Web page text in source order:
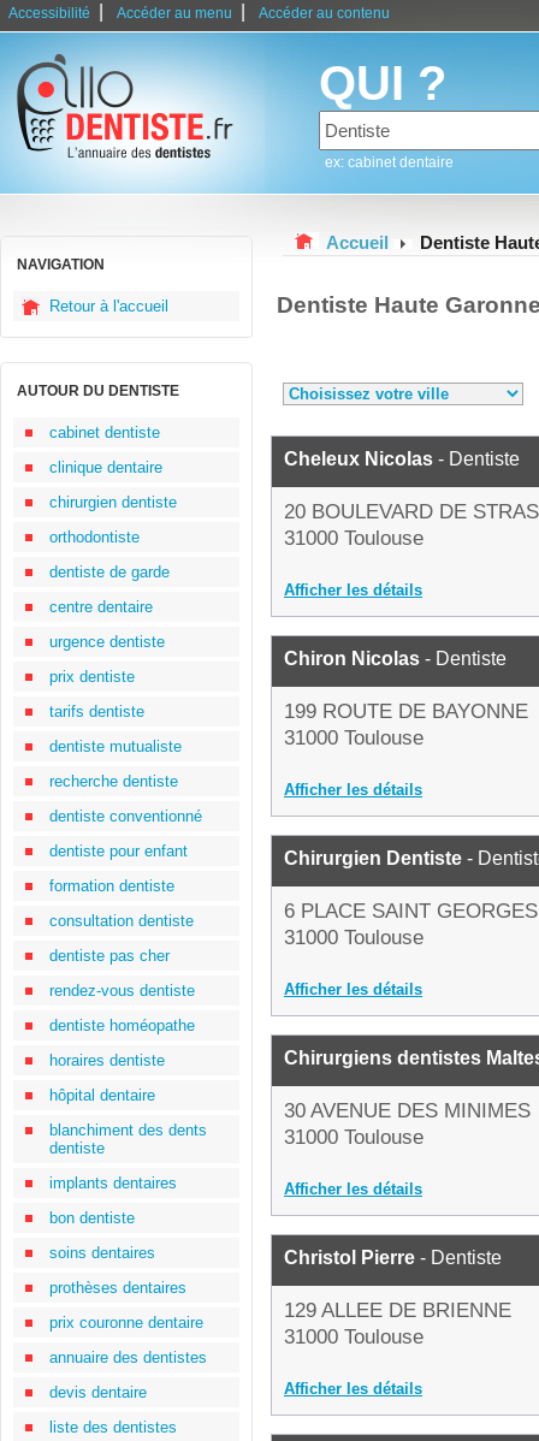
Accessibilité Accéder au menu Accéder au contenu
QUI ?
ex: cabinet dentaire
NAVIGATION
Retour à l'accueil
AUTOUR DU DENTISTE
cabinet dentiste
clinique dentaire
chirurgien dentiste
orthodontiste
dentiste de garde
centre dentaire
urgence dentiste
prix dentiste
tarifs dentiste
dentiste mutualiste
recherche dentiste
dentiste conventionné
dentiste pour enfant
formation dentiste
consultation dentiste
dentiste pas cher
rendez-vous dentiste
dentiste homéopathe
horaires dentiste
hôpital dentaire
blanchiment des dents
dentiste
implants dentaires
bon dentiste
soins dentaires
prothèses dentaires
prix couronne dentaire
annuaire des dentistes
devis dentaire
liste des dentistes
Accueil Dentiste
Dentiste Haute
Cheleux Nicolas - Dentiste
20 BOULEVARD DE
31000 Toulouse
Afficher les détails
Chiron Nicolas - Dentiste
199 ROUTE DE BAYONNE
31000 Toulouse
Afficher les détails
Chirurgien Dentiste -
6 PLACE SAINT GEORGES
31000 Toulouse
Afficher les détails
Chirurgiens dentistes
30 AVENUE DES MINIMES
31000 Toulouse
Afficher les détails
Christol Pierre - Dentiste
129 ALLEE DE BRIENNE
31000 Toulouse
Afficher les détails